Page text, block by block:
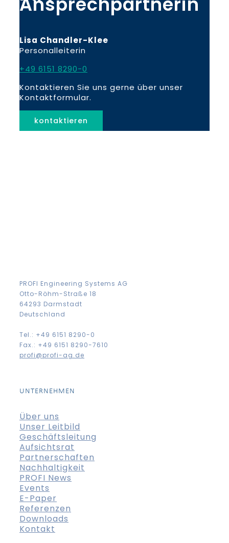
Lisa Chandler-Klee
Personalleiterin
+49 6151 8290-0
Kontaktieren Sie uns gerne über unser
Kontaktformular.
kontaktieren
PROFI Engineering Systems AG
Otto-Röhm-Straße 18
64293 Darmstadt
Deutschland
Tel.: +49 6151 8290-0
Fax.: +49 6151 8290-7610
profi@profi-ag.de
UNTERNEHMEN
Über uns
Unser Leitbild
Geschäftsleitung
Aufsichtsrat
Partnerschaften
Nachhaltigkeit
PROFI News
Events
E-Paper
Referenzen
Downloads
Kontakt